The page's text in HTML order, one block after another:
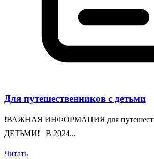
Для путешественников с детьми
❗️ВАЖНАЯ ИНФОРМАЦИЯ для
ДЕТЬМИ❗️ В 2024...
Читать